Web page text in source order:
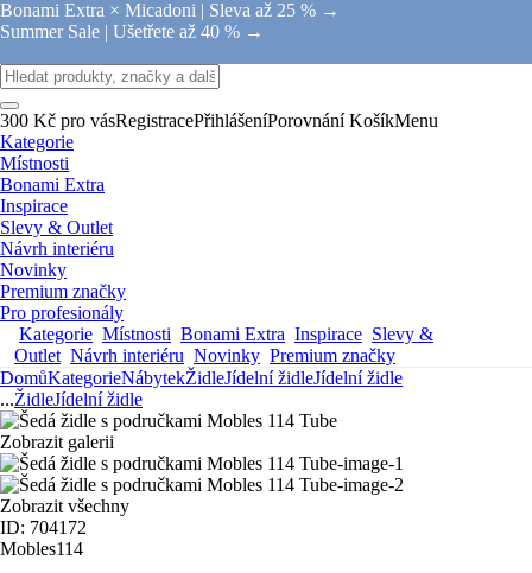
Bonami Extra × Micadoni | Sleva až 25 % →
Summer Sale | Ušetřete až 40 % →
300 Kč pro vásRegistracePřihlášeníPorovnání KošíkMenu
Kategorie
Místnosti
Bonami Extra
Inspirace
Slevy & Outlet
Návrh interiéru
Novinky
Premium značky
Pro profesionály
Kategorie Místnosti Bonami Extra Inspirace Slevy &
Outlet Návrh interiéru Novinky Premium značky
DomůKategorieNábytekŽidleJídelní židleJídelní židle
...ŽidleJídelní židle
Zobrazit galerii
Zobrazit všechny
ID: 704172
Mobles114